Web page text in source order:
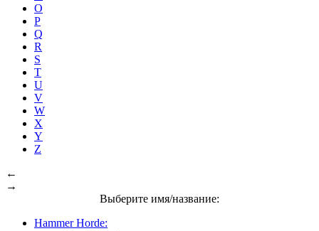
O
P
Q
R
S
T
U
V
W
X
Y
Z
←
→
Выберите имя/название:
Hammer Horde: